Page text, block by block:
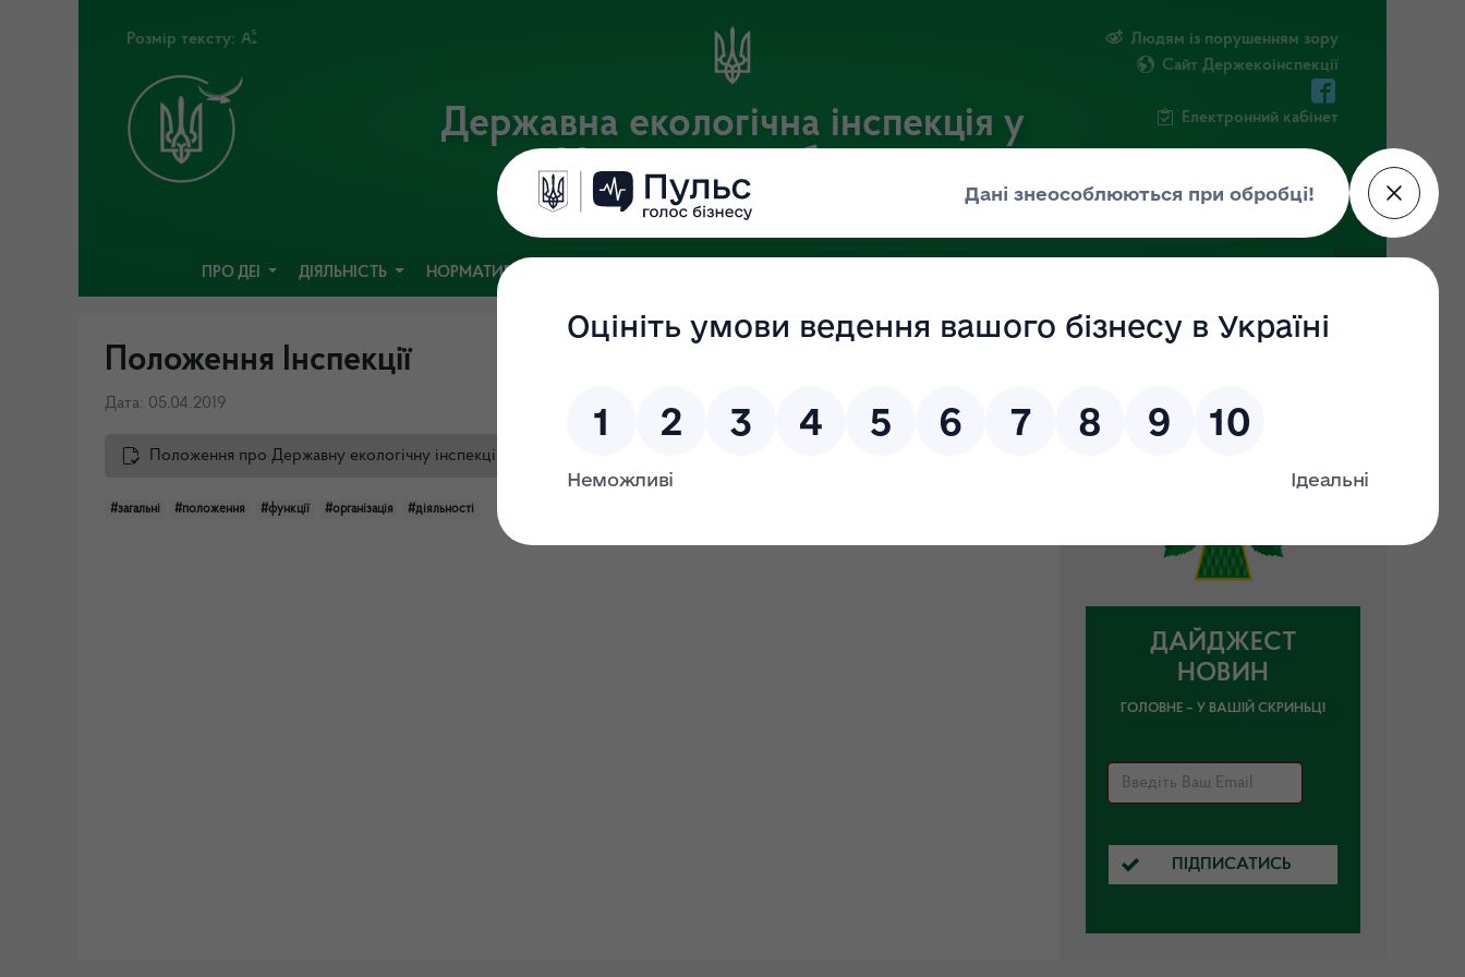
Розмір тексту:
Державна екологічна інспекція у
Харківській області
Офіційний веб-портал
Людям із порушенням зору
Сайт Держекоінспекції
Електронний кабінет
ПРО ДЕІ ДІЯЛЬНІСТЬ НОРМАТИВНА БАЗА
Положення Інспекції
Дата: 05.04.2019
Положення про Державну екологічну інспекцію у Харківській області.pdf
#загальні #положення #функції #організація #діяльності
ДАЙДЖЕСТ
НОВИН
ГОЛОВНЕ – У ВАШІЙ СКРИНЬЦІ
ПІДПИСАТИСЬ